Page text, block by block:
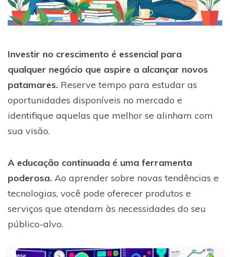
Investir no crescimento é essencial para
qualquer negócio que aspire a alcançar novos
patamares. Reserve tempo para estudar as
oportunidades disponíveis no mercado e
identifique aquelas que melhor se alinham com
sua visão.
A educação continuada é uma ferramenta
poderosa. Ao aprender sobre novas tendências e
tecnologias, você pode oferecer produtos e
serviços que atendam às necessidades do seu
público-alvo.